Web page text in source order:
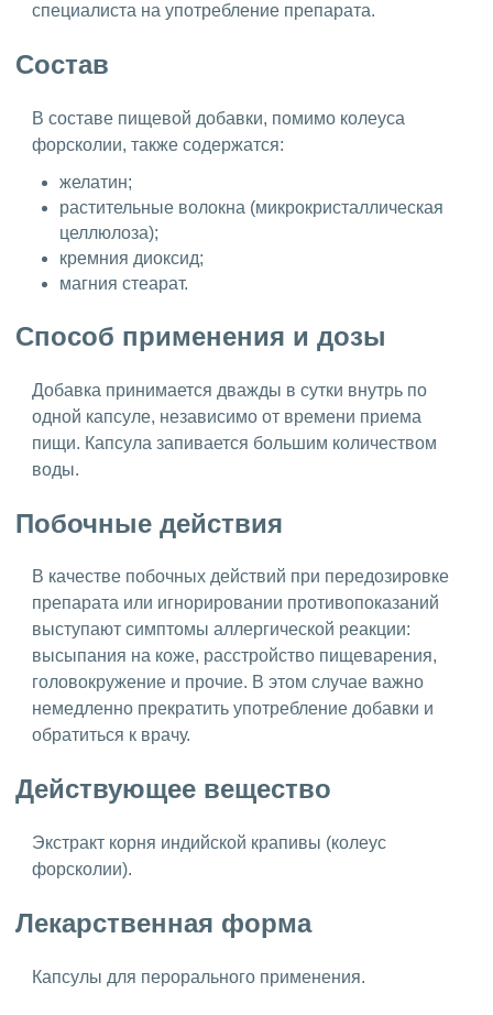
специалиста на употребление препарата.
Состав
В составе пищевой добавки, помимо колеуса
форсколии, также содержатся:
желатин;
растительные волокна (микрокристаллическая
целлюлоза);
кремния диоксид;
магния стеарат.
Способ применения и дозы
Добавка принимается дважды в сутки внутрь по
одной капсуле, независимо от времени приема
пищи. Капсула запивается большим количеством
воды.
Побочные действия
В качестве побочных действий при передозировке
препарата или игнорировании противопоказаний
выступают симптомы аллергической реакции:
высыпания на коже, расстройство пищеварения,
головокружение и прочие. В этом случае важно
немедленно прекратить употребление добавки и
обратиться к врачу.
Действующее вещество
Экстракт корня индийской крапивы (колеус
форсколии).
Лекарственная форма
Капсулы для перорального применения.